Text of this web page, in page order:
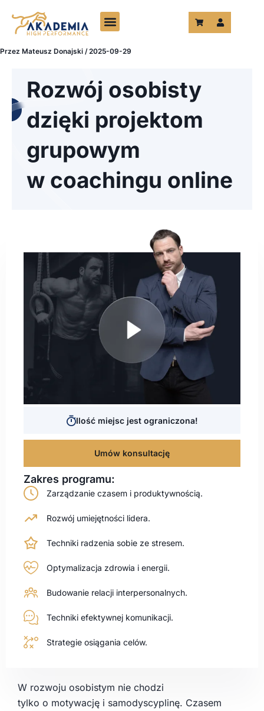
treści
Przez Mateusz Donajski /2025-09-29
Rozwój osobisty
dzięki projektom
grupowym
w coachingu online
W rozwoju osobistym nie chodzi
tylko o motywację i samodyscyplinę. Czasem
Ilość miejsc jest ograniczona!
Umów konsultację
Zakres programu:
Zarządzanie czasem i produktywnością.
Rozwój umiejętności lidera.
Techniki radzenia sobie ze stresem.
Optymalizacja zdrowia i energii.
Budowanie relacji interpersonalnych.
Techniki efektywnej komunikacji.
Strategie osiągania celów.